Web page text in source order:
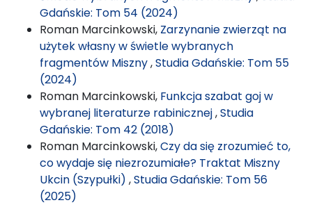
Gdańskie: Tom 54 (2024)
Roman Marcinkowski, Zarzynanie zwierząt na
użytek własny w świetle wybranych
fragmentów Miszny,Studia Gdańskie: Tom 55
(2024)
Roman Marcinkowski, Funkcja szabat goj w
wybranej literaturze rabinicznej,Studia
Gdańskie: Tom 42 (2018)
Roman Marcinkowski,Czy da się zrozumieć to,
co wydaje się niezrozumiałe? Traktat Miszny
Ukcin (Szypułki) ,Studia Gdańskie: Tom 56
(2025)